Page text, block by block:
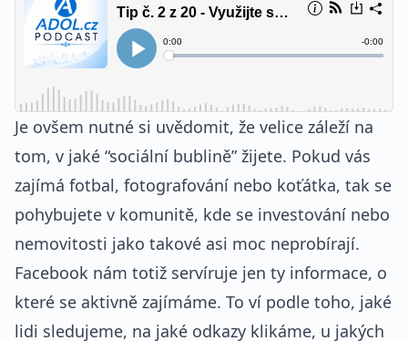
Je ovšem nutné si uvědomit, že velice záleží na
tom, v jaké “sociální bublině” žijete. Pokud vás
zajímá fotbal, fotografování nebo koťátka, tak se
pohybujete v komunitě, kde se investování nebo
nemovitosti jako takové asi moc neprobírají.
Facebook nám totiž servíruje jen ty informace, o
které se aktivně zajímáme. To ví podle toho, jaké
lidi sledujeme, na jaké odkazy klikáme, u jakých